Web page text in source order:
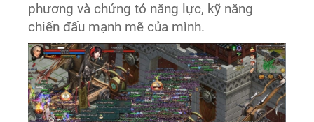
phương và chứng tỏ năng lực, kỹ năng
chiến đấu mạnh mẽ của mình.